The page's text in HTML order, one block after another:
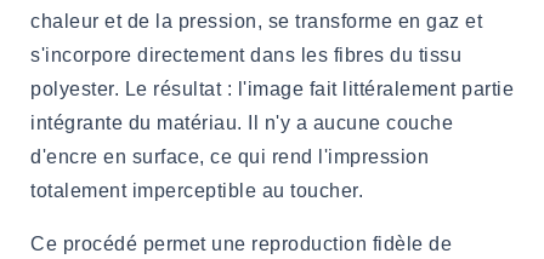
chaleur et de la pression, se transforme en gaz et
s'incorpore directement dans les fibres du tissu
polyester. Le résultat : l'image fait littéralement partie
intégrante du matériau. Il n'y a aucune couche
d'encre en surface, ce qui rend l'impression
totalement imperceptible au toucher.
Ce procédé permet une reproduction fidèle de